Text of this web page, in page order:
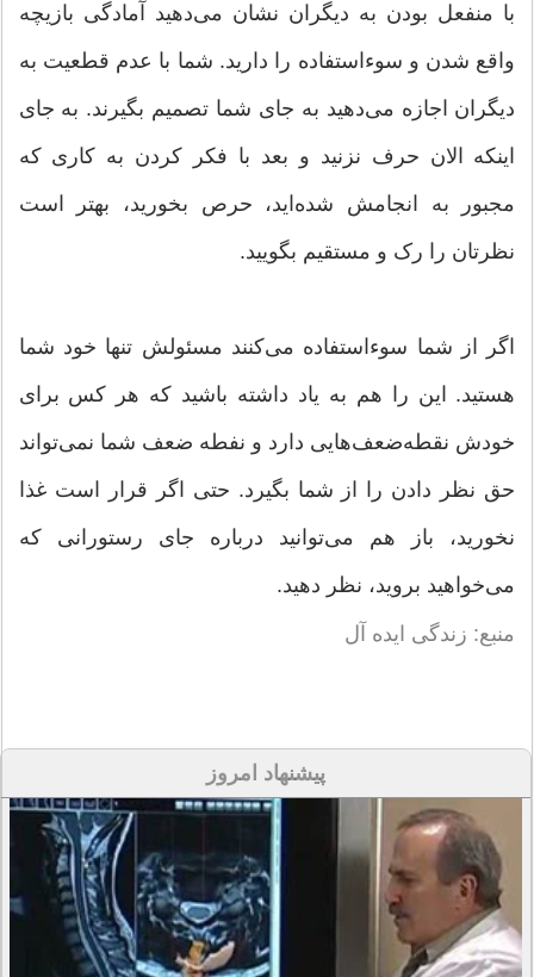
با منفعل بودن به دیگران نشان می‌دهید آمادگی بازیچه
واقع شدن و سوءاستفاده را دارید. شما با عدم قطعیت به
دیگران اجازه می‌دهید به جای شما تصمیم بگیرند. به جای
اینکه الان حرف نزنید و بعد با فکر کردن به کاری که
مجبور به انجامش شده‌اید، حرص بخورید، بهتر است
نظرتان را رک و مستقیم بگویید.
اگر از شما سوءاستفاده می‌کنند مسئولش تنها خود شما
هستید. این را هم به یاد داشته باشید که هر کس برای
خودش نقطه‌ضعف‌هایی دارد و نفطه ضعف شما نمی‌تواند
حق نظر دادن را از شما بگیرد. حتی اگر قرار است غذا
نخورید، باز هم می‌توانید درباره جای رستورانی که
می‌خواهید بروید، نظر دهید.
منبع: زندگی ایده آل
پیشنهاد امروز